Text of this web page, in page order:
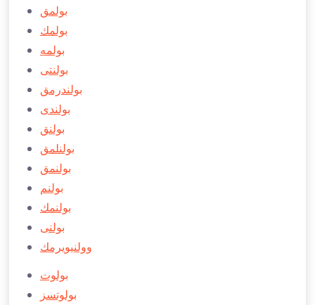
بولمق
بولمك
بولمه
بولنتی
بولندرمق
بولندی
بولنق
بولنلمق
بولنمق
بولنم
بولنمك
بولنی
وولنيويرمك
بولوت
بولوتسز